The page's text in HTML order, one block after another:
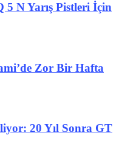
N Yarış Pistleri İçin
Zor Bir Hafta
20 Yıl Sonra GT